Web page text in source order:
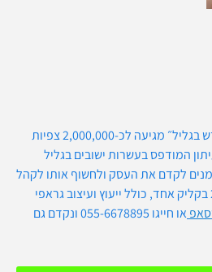
פלטפורמת החדשות של ״חדש בגליל״ מגיעה לכ-2,000,000 צפיות
המודפס בעשרות ישובים בגליל
לקדם את העסק ולחשוף אותו לקהל
הקוראים ולקבל חשיפה 24/7 בקליק אחד, כולל ייעוץ ועיצוב גראפי
או חייגו 055-6678895 ונקדם גם